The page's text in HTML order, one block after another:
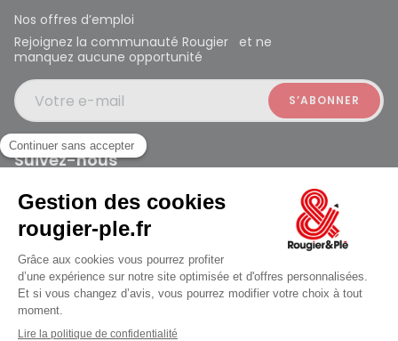
Nos offres d’emploi
Rejoignez la communauté Rougier et ne
manquez aucune opportunité
Votre e-mail
Suivez-nous
Rougier et Plé 2024 Copyright